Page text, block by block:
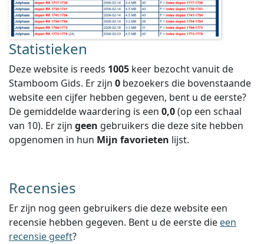
Statistieken
Deze website is reeds 1005 keer bezocht vanuit de
Stamboom Gids. Er zijn 0 bezoekers die bovenstaande
website een cijfer hebben gegeven, bent u de eerste?
De gemiddelde waardering is een 0,0(op een schaal
van 10). Er zijn geen gebruikers die deze site hebben
opgenomen in hun Mijn favorieten lijst.
Recensies
Er zijn nog geen gebruikers die deze website een
recensie hebben gegeven. Bent u de eerste die een
recensie geeft?